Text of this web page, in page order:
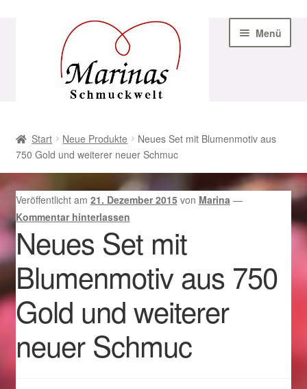
Navigation
Menü
AGB
Beispiel-Seite
Datenschutz
Geschenke zu Ostern 2023
Geschenke zu Ostern 2024
Geschenkideen für Weihnachten 2022
Geschenkideen für Weihnachten 2023
Start Neue Produkte
Neues Set mit Blumenmotiv aus
750 Gold und weiterer neuer Schmuc
Veröffentlicht am 21. Dezember 2015 von Marina —
Kommentar hinterlassen
Neues Set mit
Blumenmotiv aus 750
Gold und weiterer
neuer Schmuc